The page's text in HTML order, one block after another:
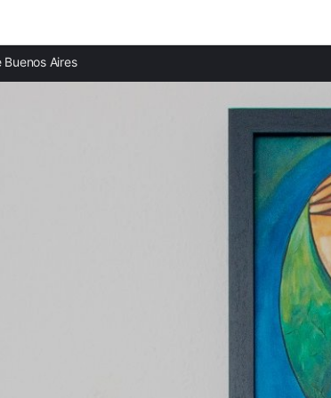
Apartamentos en Buenos Aires provincia
Apartamentos en Santiago de Chile provincia
Apartamentos en Foz do Iguaçu provincia
Aires